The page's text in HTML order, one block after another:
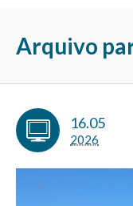
Arquivo
16.05
2026